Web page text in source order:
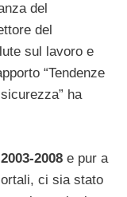
del
del
sul lavoro e
“Tendenze
ha
2008 e pur a
ci sia stato